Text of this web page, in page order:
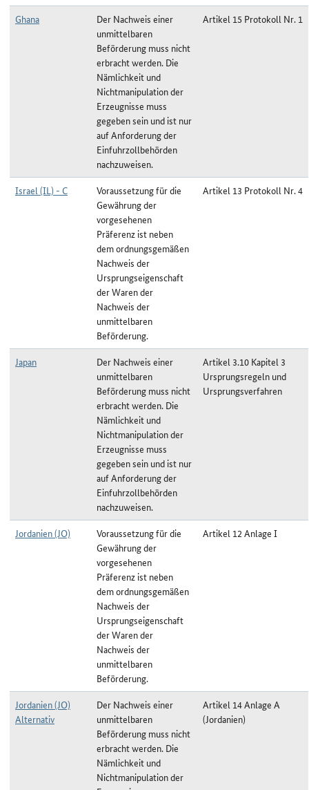
Ghana
Der Nachweis einer
unmittelbaren
Beförderung muss nicht
erbracht werden. Die
Nämlichkeit und
Nichtmanipulation der
Erzeugnisse muss
gegeben sein und ist nur
auf Anforderung der
Einfuhrzollbehörden
nachzuweisen.
Artikel 15 Protokoll Nr. 1
Israel (IL) - C
Voraussetzung für die
Gewährung der
vorgesehenen
Präferenz ist neben
dem ordnungsgemäßen
Nachweis der
Ursprungseigenschaft
der Waren der
Nachweis der
unmittelbaren
Beförderung.
Artikel 13 Protokoll Nr. 4
Japan
Der Nachweis einer
unmittelbaren
Beförderung muss nicht
erbracht werden. Die
Nämlichkeit und
Nichtmanipulation der
Erzeugnisse muss
gegeben sein und ist nur
auf Anforderung der
Einfuhrzollbehörden
nachzuweisen.
Artikel 3.10 Kapitel 3
Ursprungsregeln und
Ursprungsverfahren
Jordanien (JO)
Voraussetzung für die
Gewährung der
vorgesehenen
Präferenz ist neben
dem ordnungsgemäßen
Nachweis der
Ursprungseigenschaft
der Waren der
Nachweis der
unmittelbaren
Beförderung.
Artikel 12 Anlage I
Jordanien (JO)
Alternativ
Der Nachweis einer
unmittelbaren
Beförderung muss nicht
erbracht werden. Die
Nämlichkeit und
Nichtmanipulation der
Artikel 14 Anlage A
(Jordanien)